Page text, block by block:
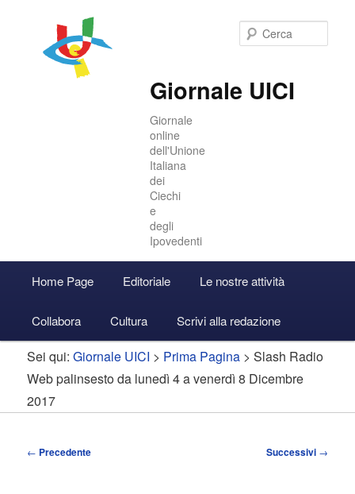
Giornale UICI
Giornale
online
dell'Unione
Italiana
dei
Ciechi
e
degli
Ipovedenti
principale
Vai
al
contenuto
principale
Vai
al
contenuto
secondario
Accedi
Home Page Editoriale Le nostre attività
Collabora Cultura Scrivi alla redazione
Sei qui:Giornale UICI > Prima Pagina > Slash Radio
Web palinsesto da lunedì 4 a venerdì 8 Dicembre
2017
Navigazione
← Precedente Successivi →